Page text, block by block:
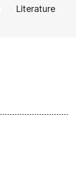
Literature